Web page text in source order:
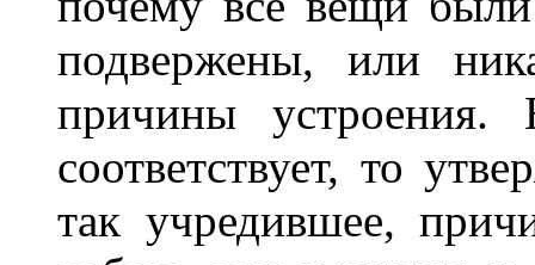
подвержены, или
причины
соответствует, то
так учредившее,